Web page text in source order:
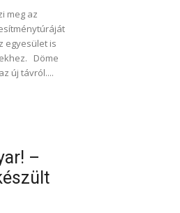
meg az
egyesület is
Döme
új távról....
–